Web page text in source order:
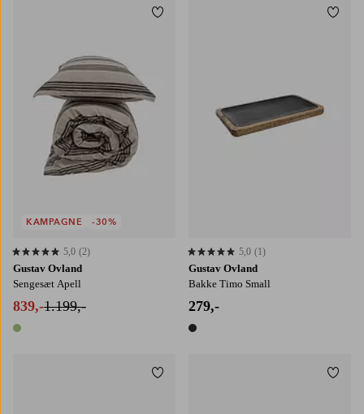
Gustav Ovland
Sengesæt Apell
839,-1.199,-
1 farve
5,0 baseret på 2 bedømmelser
5,0 (2)
KAMPAGNE -30%
Tilføj til favoritter
Gustav Ovland
Bakke Timo Small
279,-
1 farve
5,0 baseret på 1 bedømmelser
5,0 (1)
Tilføj til favoritter